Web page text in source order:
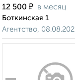
12 500 ₽ в месяц
Боткинская 1
Агентство,